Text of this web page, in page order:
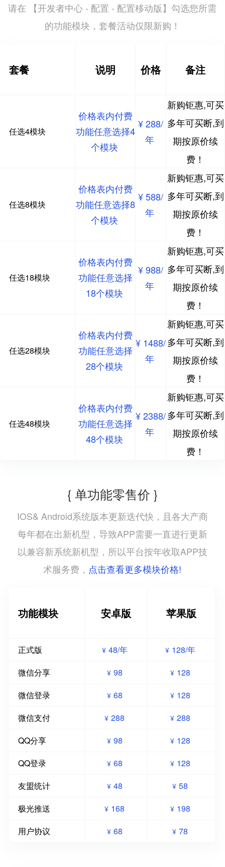
请在 【开发者中心 - 配置 - 配置移动版】勾选您所需
的功能模块，套餐活动仅限新购！
套餐 说明 价格 备注
任选4模块
价格表内付费
功能任意选择4
个模块
¥ 288/
年
新购钜惠,可买
多年可买断,到
期按原价续
费！
任选8模块
价格表内付费
功能任意选择8
个模块
¥ 588/
年
新购钜惠,可买
多年可买断,到
期按原价续
费！
任选18模块
价格表内付费
功能任意选择
18个模块
¥ 988/
年
新购钜惠,可买
多年可买断,到
期按原价续
费！
任选28模块
价格表内付费
功能任意选择
28个模块
¥ 1488/
年
新购钜惠,可买
多年可买断,到
期按原价续
费！
任选48模块
价格表内付费
功能任意选择
48个模块
¥ 2388/
年
新购钜惠,可买
多年可买断,到
期按原价续
费！
{ 单功能零售价 }
IOS& Android系统版本更新迭代快，且各大产商
每年都在出新机型，导致APP需要一直进行更新
以兼容新系统新机型，所以平台按年收取APP技
术服务费， 点击查看更多模块价格!
功能模块 安卓版 苹果版
正式版 ¥ 48/年 ¥ 128/年
微信分享
¥ 98 ¥ 128
微信登录
¥ 68 ¥ 128
微信支付
¥ 288 ¥ 288
QQ分享
¥ 98 ¥ 128
QQ登录
¥ 68 ¥ 128
友盟统计
¥ 48 ¥ 58
极光推送
¥ 168 ¥ 198
用户协议
¥ 68 ¥ 78